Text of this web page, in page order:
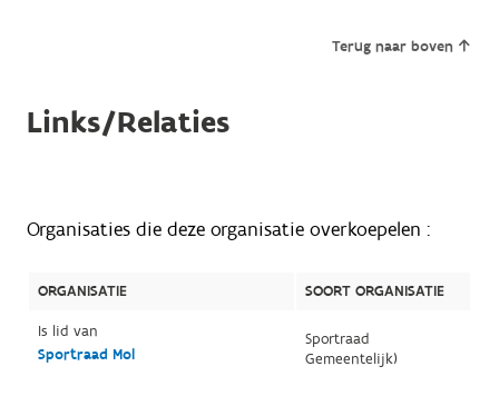
Terug naar boven
Links/Relaties
Organisaties die deze organisatie overkoepelen :
ORGANISATIE
SOORT ORGANISATIE
Is lid van
Sportraad Mol
Sportraad
Gemeentelijk)